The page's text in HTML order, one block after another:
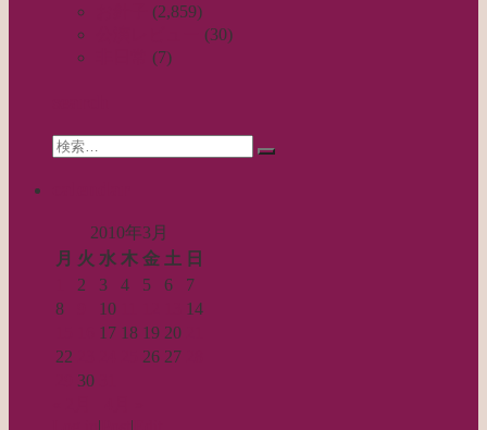
(2,859)
(30)
(7)
Search
for:
検
2010年3月
月 火 水 木 金 土 日
2 3 4 5 6
7
8
10
14
17 18 19 20
22
26 27
30